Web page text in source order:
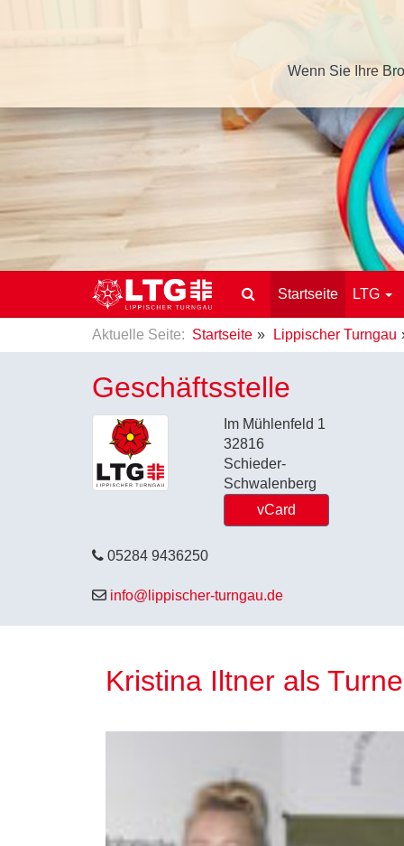
Wenn Sie Ihre
Startseite LTG
Aktuelle Seite: Startseite Lippischer Turngau
Geschäftsstelle
Im Mühlenfeld 1
32816
Schieder-
Schwalenberg
vCard
05284 9436250
info@lippischer-turngau.de
Kristina Iltner als